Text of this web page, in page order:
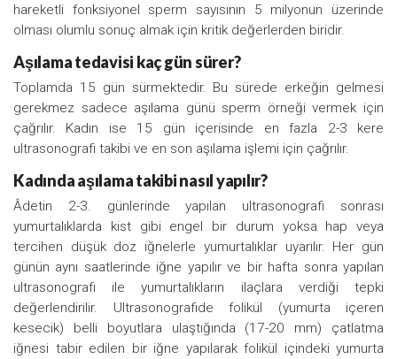
hareketli fonksiyonel sperm sayısının 5 milyonun üzerinde
olması olumlu sonuç almak için kritik değerlerden biridir.
Aşılama tedavisi kaç gün sürer?
Toplamda 15 gün sürmektedir. Bu sürede erkeğin gelmesi
gerekmez sadece aşılama günü sperm örneği vermek için
çağrılır. Kadın ise 15 gün içerisinde en fazla 2-3 kere
ultrasonografi takibi ve en son aşılama işlemi için çağrılır.
Kadında aşılama takibi nasıl yapılır?
Âdetin 2-3. günlerinde yapılan ultrasonografi sonrası
yumurtalıklarda kist gibi engel bir durum yoksa hap veya
tercihen düşük doz iğnelerle yumurtalıklar uyarılır. Her gün
günün aynı saatlerinde iğne yapılır ve bir hafta sonra yapılan
ultrasonografi ile yumurtalıkların ilaçlara verdiği tepki
değerlendirilir. Ultrasonografide folikül (yumurta içeren
kesecik) belli boyutlara ulaştığında (17-20 mm) çatlatma
iğnesi tabir edilen bir iğne yapılarak folikül içindeki yumurta